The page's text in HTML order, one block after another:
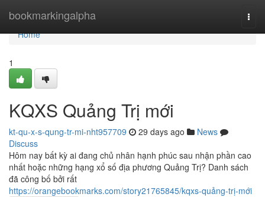
bookmarkingalpha
Home
Home
1
KQXS Quảng Trị mới
kt-qu-x-s-qung-tr-mi-nht957709 29 days ago
News
Discuss
Hôm nay bất kỳ ai đang chủ nhân hạnh phúc sau nhận phần cao
nhất hoặc những hạng xổ số địa phương Quảng Trị? Danh sách
đã công bố bởi rất
https://orangebookmarks.com/story21765845/kqxs-quảng-trị-mới